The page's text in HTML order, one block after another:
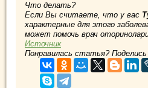
Что делать?
Если Вы считаете, что у вас
характерные для этого
может помочь врач
Источник
Понравилась статья?